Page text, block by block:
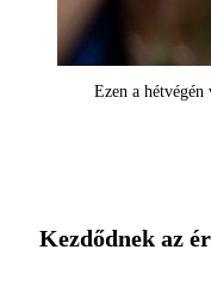
Ezen a
Kezdődnek az